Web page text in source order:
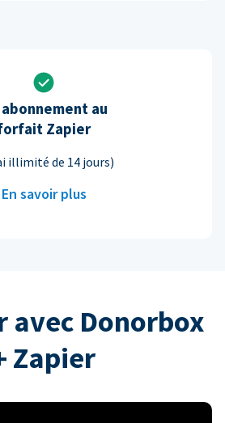
abonnement au
Zapier
illimité de 14 jours)
En savoir plus
avec Donorbox
Zapier